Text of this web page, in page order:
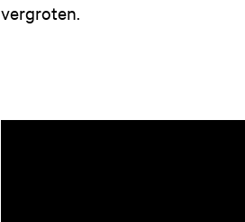
vergroten.